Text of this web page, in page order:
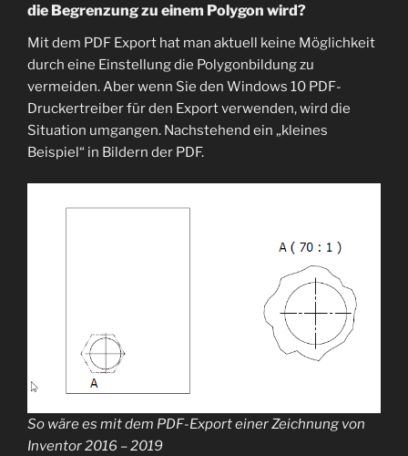
die Begrenzung zu einem Polygon wird?
Mit dem PDF Export hat man aktuell keine Möglichkeit
durch eine Einstellung die Polygonbildung zu
vermeiden. Aber wenn Sie den Windows 10 PDF-
Druckertreiber für den Export verwenden, wird die
Situation umgangen. Nachstehend ein „kleines
Beispiel“ in Bildern der PDF.
So wäre es mit dem PDF-Export einer Zeichnung von
Inventor 2016 – 2019